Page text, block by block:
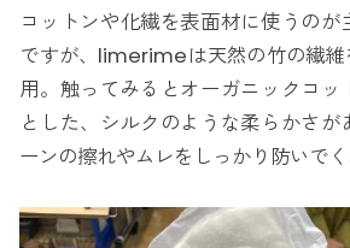
コットンや化繊を表面材に使うのが
ですが、limerimeは天然の竹の繊維
用。触ってみるとオーガニックコッ
とした、シルクのような柔らかさ
ーンの擦れやムレをしっかり防いでく